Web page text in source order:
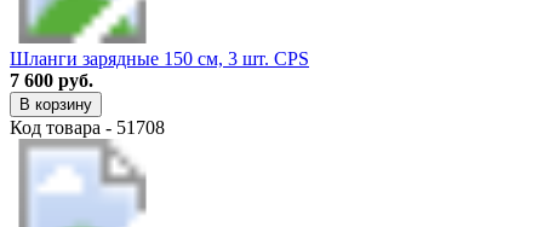
Шланги зарядные 150 см, 3 шт. CPS
7 600 руб.
В корзину
Код товара - 51708